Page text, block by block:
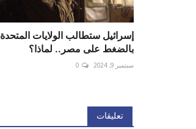
إسرائيل ستطالب الولايات المتحدة
بالضغط على مصر.. لماذا؟
سبتمبر 9, 2024 0
تعليقات